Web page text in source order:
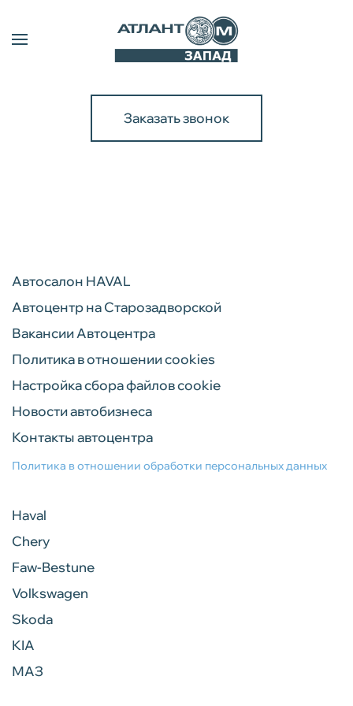
Заказать звонок
Автосалон HAVAL
Автоцентр на Старозадворской
Вакансии Автоцентра
Политика в отношении cookies
Настройка сбора файлов cookie
Новости автобизнеса
Контакты автоцентра
Политика в отношении обработки персональных данных
Haval
Chery
Faw-Bestune
Volkswagen
Skoda
KIA
МАЗ